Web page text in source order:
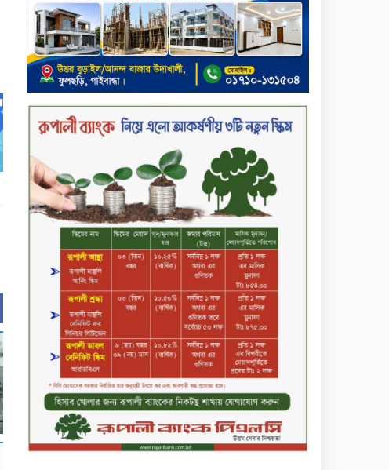
সপ্তাহের শেষ কার্যদিবসে
লেনদেনের তালিকায় শীর্ষে উঠে
এসেছে শার্প ইন্ডাস্ট্রিজ
সপ্তাহের শেষ কার্যদিবসে
দরপতনের শীর্ষে সেনা ইন্স্যুরেন্স
সপ্তাহের শেষ কার্যদিবসে দরবৃদ্ধির
শীর্ষে নিটল ইন্স্যুরেন্স
সিলেটের ওসমানীনগরে দুই বাসের
মুখোমুখি সংঘর্ষে ৮ জন নিহত
২০২৯ সালের মধ্যে বাংলাদেশের
সবচেয়ে বিশ্বস্ত, টেকসই ও
ক্যাশলেস ব্যাংক হওয়ার লক্ষ্য
নিয়ে ‘ভিশন ২০২৯’ উন্মোচন করল
কমিউনিটি ব্যাংক বাংলাদেশ
পিএলসি